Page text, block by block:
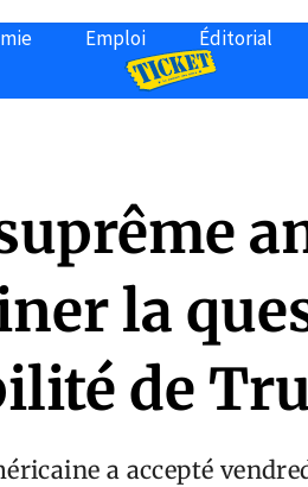
Emploi Éditorial
la
de
a accepté